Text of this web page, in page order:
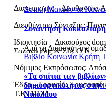
Δυτική Μακεδονία
Συνάντηση
Από τη Διοίκηση της
Βιβλίο Κοινωνία Κρήτη
«Τα σπίτια των
δημιουργικότητας
Νικολάου
Διαχειριστής – Διευθυντής:
Διευθύντρια Σύνταξης:
Ιδιοκτησία – Δικαιούχος
Σαλονικίδης & ΣΙΑ Ο.Ε.
Νόμιμος Εκπρόσωπος:
Έδρα – Γραφεία:
Τ.Κ. 11144